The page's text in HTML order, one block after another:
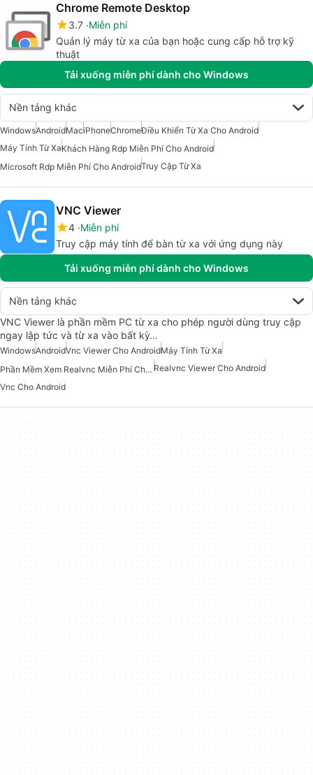
Chrome Remote Desktop
3.7 Miễn phí
Quản lý máy từ xa của bạn hoặc cung cấp hỗ trợ kỹ
thuật
Tải xuống miễn phí dành cho Windows
Nền tảng khác
WindowsAndroidMaciPhoneChromeĐiều Khiển Từ Xa Cho Android
Máy Tính Từ XaKhách Hàng Rdp Miễn Phí Cho Android
Microsoft Rdp Miễn Phí Cho AndroidTruy Cập Từ Xa
VNC Viewer
4 Miễn phí
Truy cập máy tính để bàn từ xa với ứng dụng này
Tải xuống miễn phí dành cho Windows
Nền tảng khác
VNC Viewer là phần mềm PC từ xa cho phép người dùng truy cập
ngay lập tức và từ xa vào bất kỳ…
WindowsAndroidVnc Viewer Cho AndroidMáy Tính Từ Xa
Phần Mềm Xem Realvnc Miễn Phí Cho Android Realvnc Viewer Cho Android
Vnc Cho Android